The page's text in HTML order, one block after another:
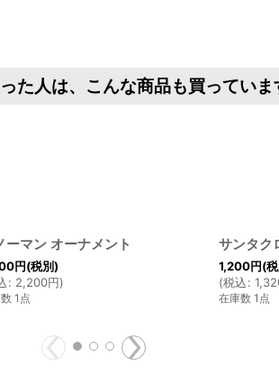
た人は、こんな商品も買っていま
ーマン オーナメント
円(税別)
: 2,200円)
1点
サンタク
1,200円(
(税込:
在庫数 1点